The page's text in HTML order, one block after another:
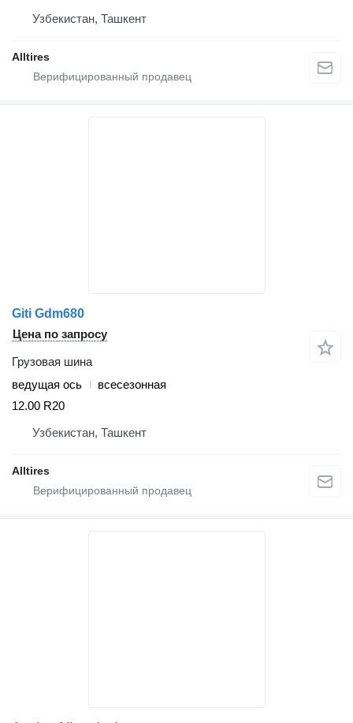
Узбекистан, Ташкент
Alltires
Giti Gdm680
Цена по запросу
Грузовая шина
ведущая ось
всесезонная
12.00 R20
Узбекистан, Ташкент
Alltires